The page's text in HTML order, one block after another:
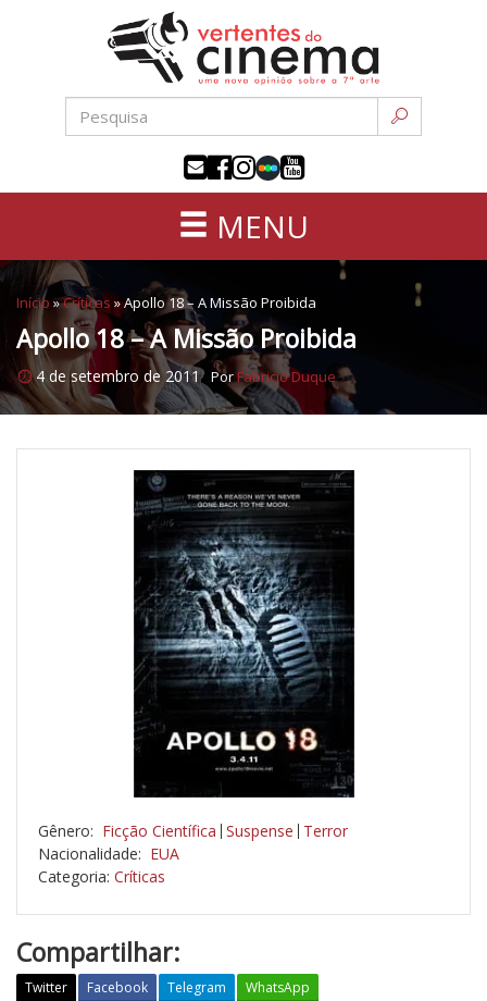
conteúdo
sétima
MENU
Início »Críticas »Apollo 18 – A Missão Proibida
Apollo 18 – A Missão Proibida
4 de setembro de 2011 Por Fabricio Duque
Gênero: Ficção Científica Suspense Terror
Nacionalidade: EUA
Categoria: Críticas
Compartilhar:
Twitter Facebook Telegram WhatsApp